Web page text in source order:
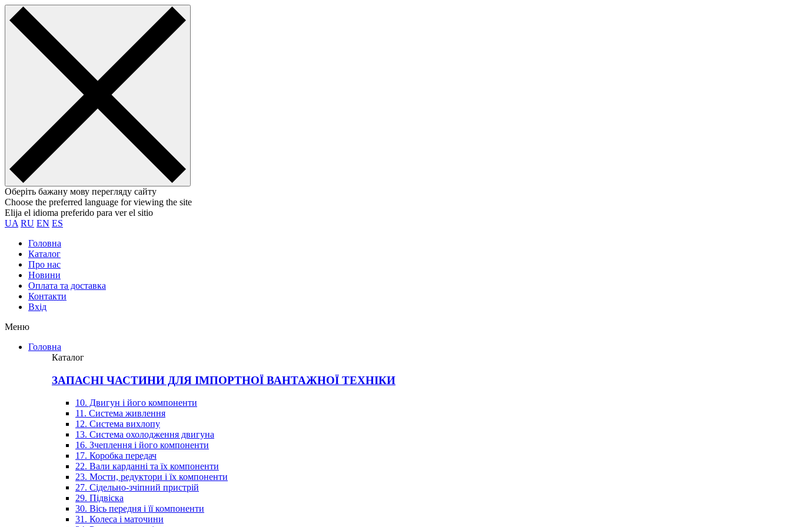
Оберіть бажану мову перегляду сайту
Choose the preferred language for viewing the site
Elija el idioma preferido para ver el sitio
UA RU EN ES
Головна
Каталог
Про нас
Новини
Оплата та доставка
Контакти
Вхiд
Меню
Головна
Каталог
ЗАПАСНІ ЧАСТИНИ ДЛЯ ІМПОРТНОЇ ВАНТАЖНОЇ ТЕХНІКИ
10. Двигун і його компоненти
11. Система живлення
12. Система вихлопу
13. Система охолодження двигуна
16. Зчеплення і його компоненти
17. Коробка передач
22. Вали карданні та їх компоненти
23. Мости, редуктори і їх компоненти
27. Сідельно-зчіпний пристрій
29. Підвіска
30. Вісь передня і її компоненти
31. Колеса і маточини